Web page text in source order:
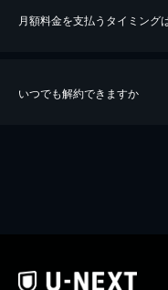
※40％ポイント還元の対象は、クレ
月額料金を支払うタイミング
いつでも解約できますか